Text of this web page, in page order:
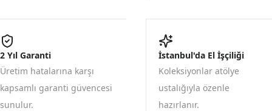
2 Yıl Garanti
Üretim hatalarına karşı
kapsamlı garanti güvencesi
sunulur.
İstanbul'da El İşçiliği
Koleksiyonlar atölye
ustalığıyla özenle
hazırlanır.